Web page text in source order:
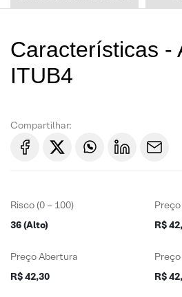
Características -
ITUB4
Compartilhar:
Risco (0 – 100)
36 (Alto)
R$
Preço Abertura
R$ 42,30
R$